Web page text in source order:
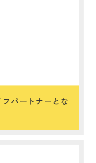
パートナーとな